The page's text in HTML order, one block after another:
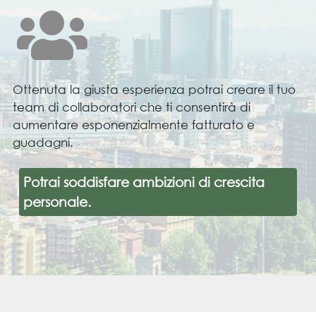
Ottenuta la giusta esperienza potrai creare il tuo
team di collaboratori che ti consentirà di
aumentare esponenzialmente fatturato e
guadagni.
Potrai soddisfare ambizioni di crescita
personale.